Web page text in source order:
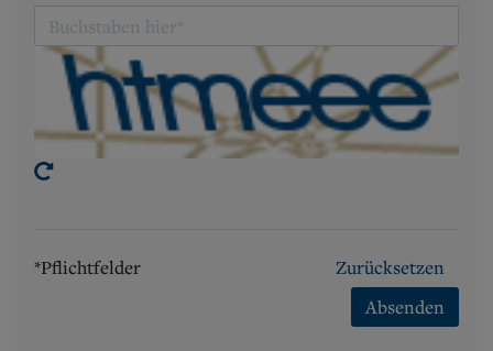
*Pflichtfelder
Zurücksetzen
Absenden